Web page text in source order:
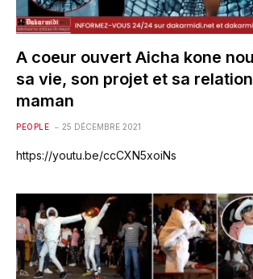
A coeur ouvert Aicha kone
sa vie, son projet et sa
maman
PEOPLE 25 DÉCEMBRE 2021
https://youtu.be/ccCXN5xoiNs